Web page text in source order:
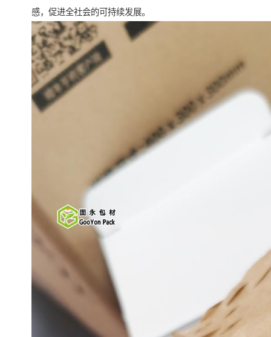
感，促进全社会的可持续发展。